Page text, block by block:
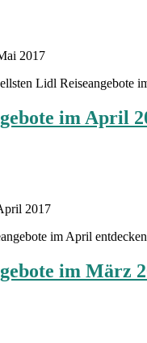
Lidl Reiseangebote
im April
im April
im März